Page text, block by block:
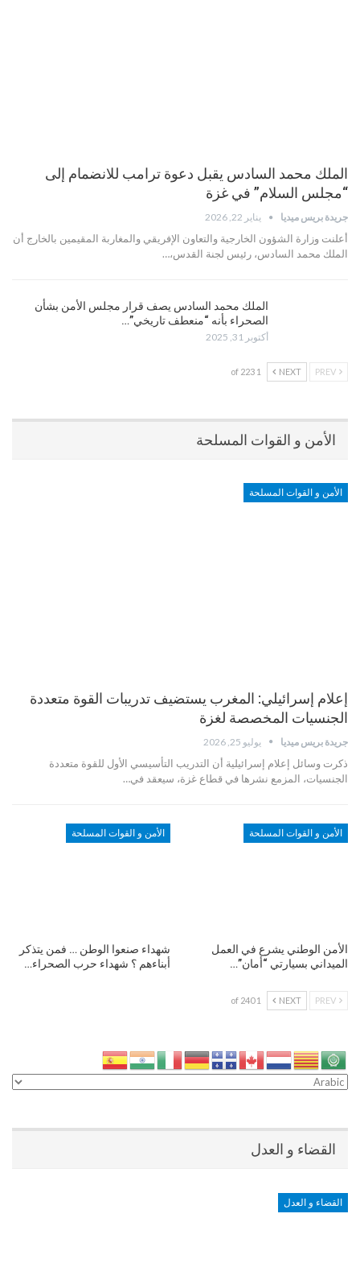
الملك محمد السادس يقبل دعوة ترامب للانضمام إلى
“مجلس السلام” في غزة
جريدة بريس ميديا يناير 22, 2026
أعلنت وزارة الشؤون الخارجية والتعاون الإفريقي والمغاربة المقيمين بالخارج أن
الملك محمد السادس، رئيس لجنة القدس،…
الملك محمد السادس يصف قرار مجلس الأمن بشأن
الصحراء بأنه “منعطف تاريخي”…
أكتوبر 31, 2025
NEXT
1 of 223
الأمن و القوات المسلحة
الأمن و القوات المسلحة
إعلام إسرائيلي: المغرب يستضيف تدريبات القوة متعددة
الجنسيات المخصصة لغزة
جريدة بريس ميديا يوليو 25, 2026
ذكرت وسائل إعلام إسرائيلية أن التدريب التأسيسي الأول للقوة متعددة
الجنسيات، المزمع نشرها في قطاع غزة، سيعقد في…
الأمن و القوات المسلحة
الأمن الوطني يشرع في العمل
الميداني بسيارتي “أمان”…
الأمن و القوات المسلحة
شهداء صنعوا الوطن … فمن يتذكر
أبناءهم ؟ شهداء حرب الصحراء…
NEXT
1 of 240
القضاء و العدل
القضاء و العدل